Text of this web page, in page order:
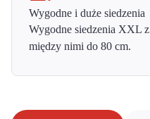
Wygodne i duże siedzenia
Wygodne siedzenia XXL z
między nimi do 80 cm.